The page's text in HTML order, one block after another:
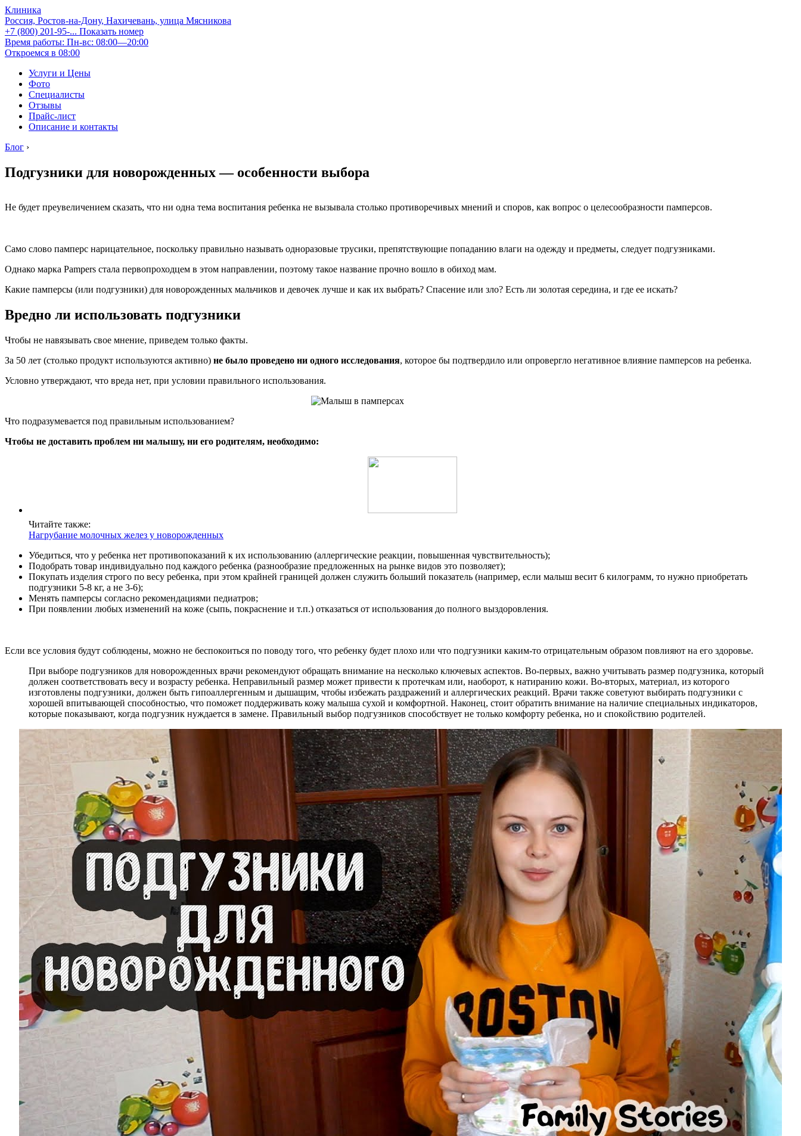
Клиника
Россия, Ростов-на-Дону, Нахичевань, улица Мясникова
+7 (800) 201-95-... Показать номер
Время работы: Пн-вс: 08:00—20:00
Откроемся в 08:00
Услуги и Цены
Фото
Специалисты
Отзывы
Прайс-лист
Описание и контакты
Блог ›
Подгузники для новорожденных — особенности выбора
Не будет преувеличением сказать, что ни одна тема воспитания ребенка не вызывала столько противоречивых мнений и споров, как вопрос о целесообразности памперсов.
Само слово памперс нарицательное, поскольку правильно называть одноразовые трусики, препятствующие попаданию влаги на одежду и предметы, следует подгузниками.
Однако марка Pampers стала первопроходцем в этом направлении, поэтому такое название прочно вошло в обиход мам.
Какие памперсы (или подгузники) для новорожденных мальчиков и девочек лучше и как их выбрать? Спасение или зло? Есть ли золотая середина, и где ее искать?
Вредно ли использовать подгузники
Чтобы не навязывать свое мнение, приведем только факты.
За 50 лет (столько продукт используются активно) не было проведено ни одного исследования, которое бы подтвердило или опровергло негативное влияние памперсов на ребенка.
Условно утверждают, что вреда нет, при условии правильного использования.
Что подразумевается под правильным использованием?
Чтобы не доставить проблем ни малышу, ни его родителям, необходимо:
Читайте также:
Нагрубание молочных желез у новорожденных
Убедиться, что у ребенка нет противопоказаний к их использованию (аллергические реакции, повышенная чувствительность);
Подобрать товар индивидуально под каждого ребенка (разнообразие предложенных на рынке видов это позволяет);
Покупать изделия строго по весу ребенка, при этом крайней границей должен служить больший показатель (например, если малыш весит 6 килограмм, то нужно приобретать
подгузники 5-8 кг, а не 3-6);
Менять памперсы согласно рекомендациями педиатров;
При появлении любых изменений на коже (сыпь, покраснение и т.п.) отказаться от использования до полного выздоровления.
Если все условия будут соблюдены, можно не беспокоиться по поводу того, что ребенку будет плохо или что подгузники каким-то отрицательным образом повлияют на его здоровье.
При выборе подгузников для новорожденных врачи рекомендуют обращать внимание на несколько ключевых аспектов. Во-первых, важно учитывать размер подгузника, который
должен соответствовать весу и возрасту ребенка. Неправильный размер может привести к протечкам или, наоборот, к натиранию кожи. Во-вторых, материал, из которого
изготовлены подгузники, должен быть гипоаллергенным и дышащим, чтобы избежать раздражений и аллергических реакций. Врачи также советуют выбирать подгузники с
хорошей впитывающей способностью, что поможет поддерживать кожу малыша сухой и комфортной. Наконец, стоит обратить внимание на наличие специальных индикаторов,
которые показывают, когда подгузник нуждается в замене. Правильный выбор подгузников способствует не только комфорту ребенка, но и спокойствию родителей.